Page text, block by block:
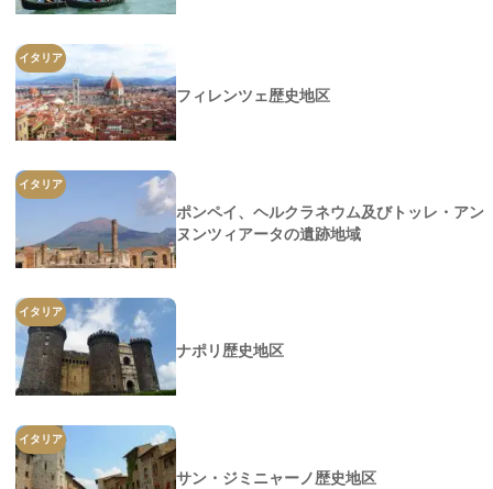
イタリア
フィレンツェ歴史地区
イタリア
ポンペイ、ヘルクラネウム及びトッレ・アン
ヌンツィアータの遺跡地域
イタリア
ナポリ歴史地区
イタリア
サン・ジミニャーノ歴史地区